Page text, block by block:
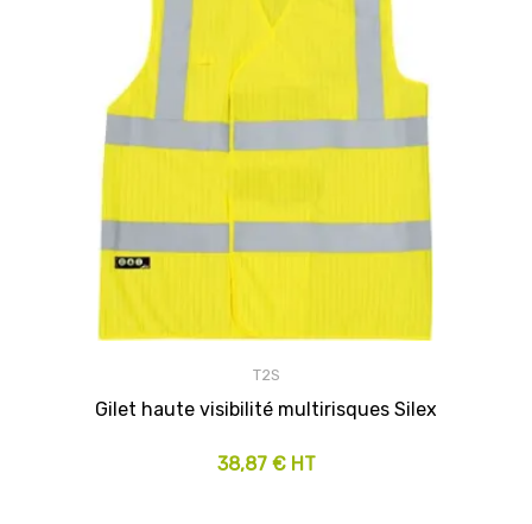
T2S
Gilet haute visibilité multirisques Silex
38,87 € HT